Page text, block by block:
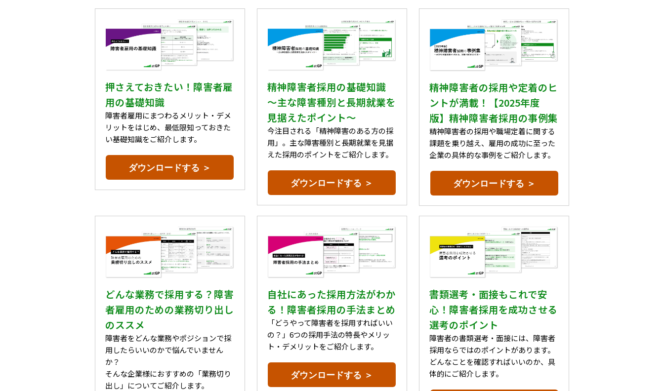
押さえておきたい！障害者雇
用の基礎知識
障害者雇用にまつわるメリット・デメ
リットをはじめ、最低限知っておきた
い基礎知識をご紹介します。
ダウンロードする ＞
精神障害者採用の基礎知識
～主な障害種別と長期就業を
見据えたポイント～
今注目される「精神障害のある方の採
用」。主な障害種別と長期就業を見据
えた採用のポイントをご紹介します。
ダウンロードする ＞
精神障害者の採用や定着のヒ
ントが満載！【2025年度
版】精神障害者採用の事例集
精神障害者の採用や職場定着に関する
課題を乗り越え、雇用の成功に至った
企業の具体的な事例をご紹介します。
ダウンロードする ＞
どんな業務で採用する？障害
者雇用のための業務切り出し
のススメ
障害者をどんな業務やポジションで採
用したらいいのかで悩んでいません
か？
そんな企業様におすすめの「業務切り
出し」についてご紹介します。
自社にあった採用方法がわか
る！障害者採用の手法まとめ
「どうやって障害者を採用すればいい
の？」6つの採用手法の特長やメリッ
ト・デメリットをご紹介します。
ダウンロードする ＞
書類選考・面接もこれで安
心！障害者採用を成功させる
選考のポイント
障害者の書類選考・面接には、障害者
採用ならではのポイントがあります。
どんなことを確認すればいいのか、具
体的にご紹介します。